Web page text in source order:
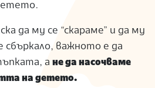
да му се “скараме” и да му
сбъркало, важното е да
а не да насочваме
на детето.